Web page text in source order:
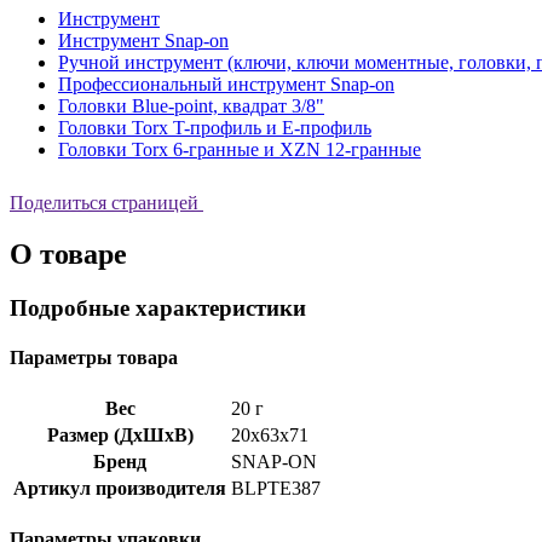
Инструмент
Инструмент Snap-on
Ручной инструмент (ключи, ключи моментные, головки,
Профессиональный инструмент Snap-on
Головки Blue-point, квадрат 3/8"
Головки Torx T-профиль и E-профиль
Головки Torx 6-гранные и XZN 12-гранные
Поделиться страницей
О товаре
Подробные характеристики
Параметры товара
Вес
20 г
Размер (ДхШхВ)
20x63x71
Бренд
SNAP-ON
Артикул производителя BLPTE387